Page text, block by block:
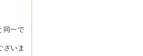
同一で
ざいま